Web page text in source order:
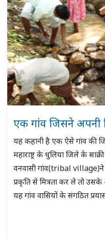
एक गांव जिसने अपनी
यह कहानी है एक ऐसे गांव की
महाराष्ट्र के धुलिया जिले के
वनवासी गांव(tribal village)ने
प्रकृति से मित्रता कर ले तो
यह गांव वासियों के संगठित